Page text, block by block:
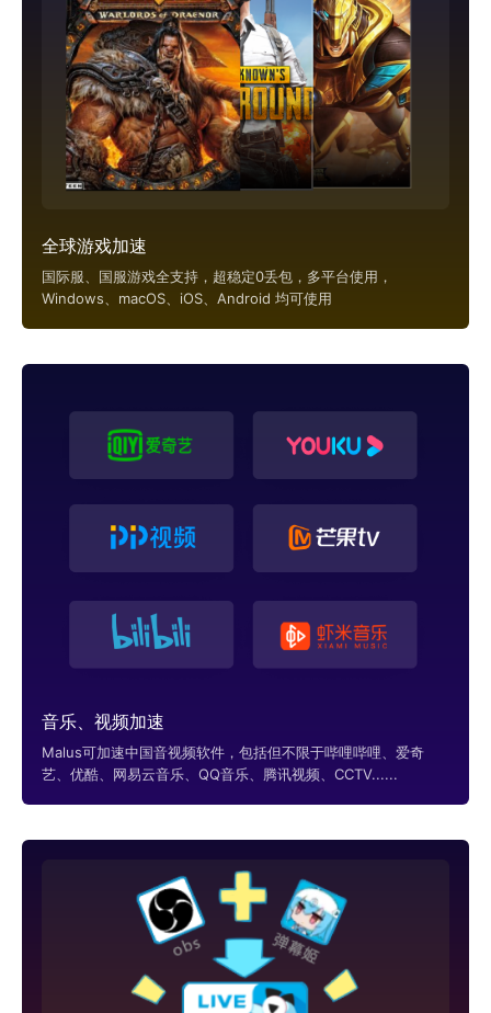
全球游戏加速
国际服、国服游戏全支持，超稳定0丢包，多平台使用，
Windows、macOS、iOS、Android 均可使用
音乐、视频加速
Malus可加速中国音视频软件，包括但不限于哔哩哔哩、爱奇
艺、优酷、网易云音乐、QQ音乐、腾讯视频、CCTV......